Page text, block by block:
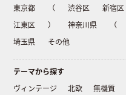
東京都 （ 渋谷区 新宿区
江東区
） 神奈川県 （
埼玉県
その他
テーマから探す
ヴィンテージ
北欧 無機質